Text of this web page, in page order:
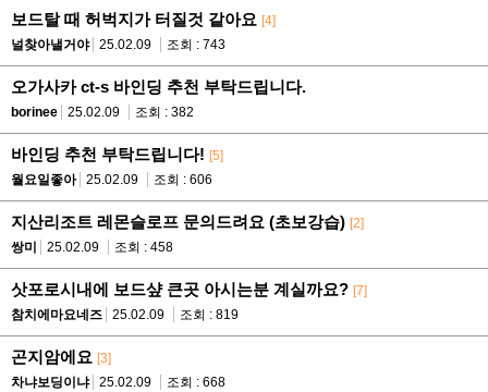
보드탈 때 허벅지가 터질것 같아요 [4]
널찾아낼거야
25.02.09 조회 : 743
오가사카 ct-s 바인딩 추천 부탁드립니다.
borinee 25.02.09 조회 : 382
바인딩 추천 부탁드립니다! [5]
월요일좋아
25.02.09 조회 : 606
지산리조트 레몬슬로프 문의드려요 (초보강습) [2]
쌍미
25.02.09 조회 : 458
삿포로시내에 보드샾 큰곳 아시는분 계실까요? [7]
참치에마요네즈
25.02.09 조회 : 819
곤지암에요 [3]
차냐보딩이냐
25.02.09 조회 : 668